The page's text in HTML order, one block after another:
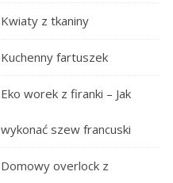
Kwiaty z tkaniny
Kuchenny fartuszek
Eko worek z firanki – Jak
wykonać szew francuski
Domowy overlock z